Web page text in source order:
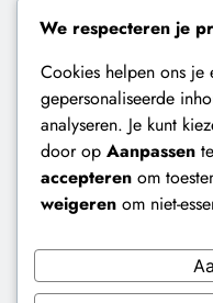
Zoeken
Recent Posts
De Realiteit aan de
Ground.
Baudet
landjepik voor
We respecteren je
Cookies helpen ons je
gepersonaliseerde
analyseren. Je kunt
door op Aanpassen
accepteren om
weigeren om niet-